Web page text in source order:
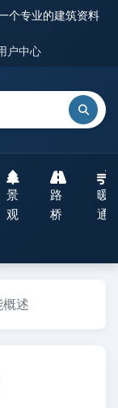
个专业的建筑资料
户中心
景
观
路
桥
暖
通
述